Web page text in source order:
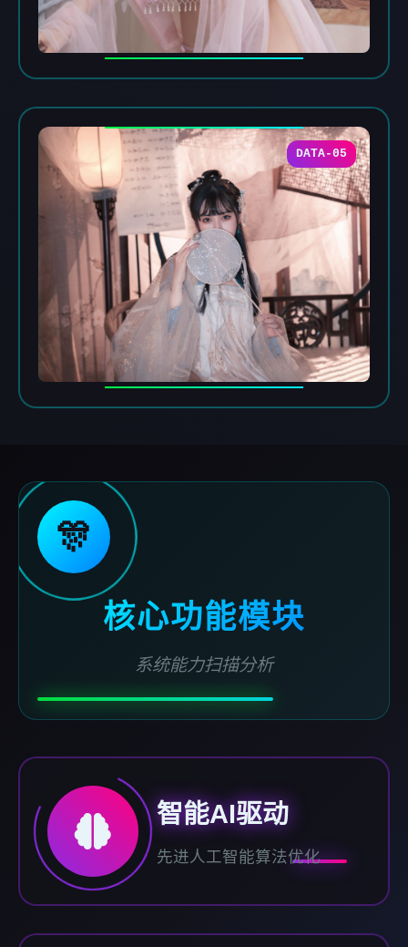
DATA-05
🎊
核心功能模块
系统能力扫描分析
智能AI驱动
先进人工智能算法优化